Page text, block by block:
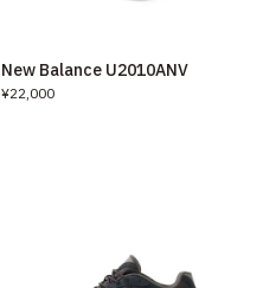
New Balance U2010ANV
¥22,000